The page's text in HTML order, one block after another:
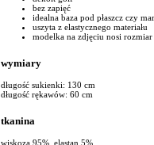
bez zapięć
idealna baza pod płaszcz czy
uszyta z elastycznego materiału
modelka na zdjęciu nosi
wymiary
długość sukienki: 130 cm
długość rękawów: 60 cm
tkanina
wiskoza 95%, elastan 5%